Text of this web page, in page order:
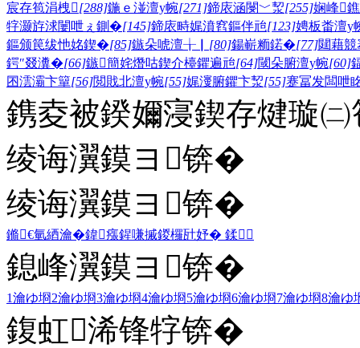
宸存笣涓栧[288]鍦ｅ湴澶у帵[271]鍗庡涵閿﹀洯[255]娴峰
牸灏斿浗闄呭ぇ鍘�[145]鍗庡畤娓濆窞鏂伴兘[123]娉板畨澶у
鏂颁笢绂忚姳鍥�[85]鏃朵唬澶╁▏ [80]鍚嶄粫鍩�[77]閮藉
鍔″叕瀵�[66]鏃簡姹熸咕鍥介檯鑺遍兘[64]閾朵腑澶у帵[60]
囨澐灞卞簞[56]閲戝北澶у帵[55]娓濅腑鑺卞洯[55]蹇冨发闆呭
鎸夌被鍨嬭寖鍥存煡璇
绫诲瀷鏌ヨ锛�
绫诲瀷鏌ヨ锛�
鏅€氫綇瀹�鍏瘬鍟嗛摵鍐欏瓧妤� 鍒
鎴峰瀷鏌ヨ锛�
1瀹ゆ埛2瀹ゆ埛3瀹ゆ埛4瀹ゆ埛5瀹ゆ埛6瀹ゆ埛7瀹ゆ埛8瀹ゆ
鍑虹浠锋牸锛�